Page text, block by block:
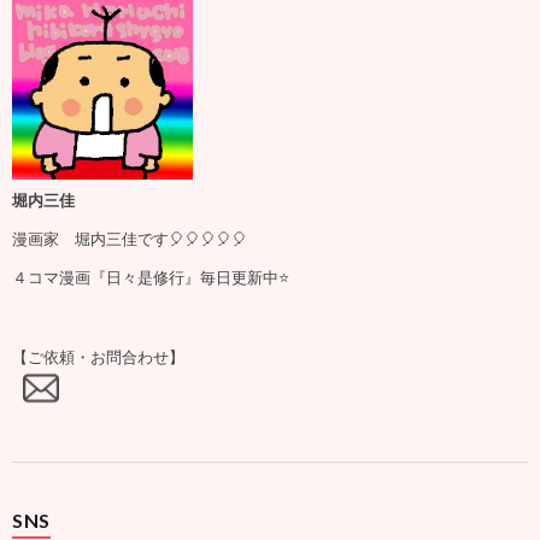
堀内三佳
漫画家 堀内三佳です🎈🎈🎈🎈🎈
４コマ漫画『日々是修行』毎日更新中⭐️
【ご依頼・お問合わせ】
SNS